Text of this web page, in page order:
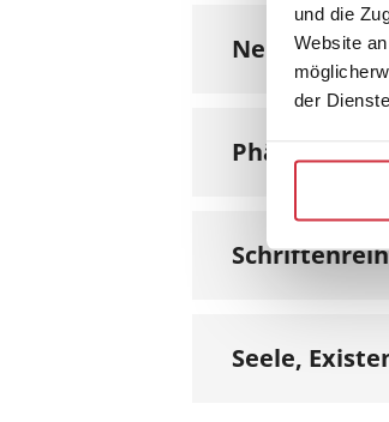
und die
Website
der
Neue
Seele,